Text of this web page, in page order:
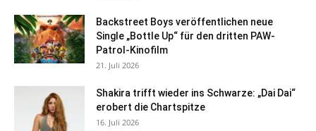
Backstreet Boys veröffentlichen neue
Single „Bottle Up“ für den dritten PAW-
Patrol-Kinofilm
21. Juli 2026
Shakira trifft wieder ins Schwarze: „Dai Dai“
erobert die Chartspitze
16. Juli 2026